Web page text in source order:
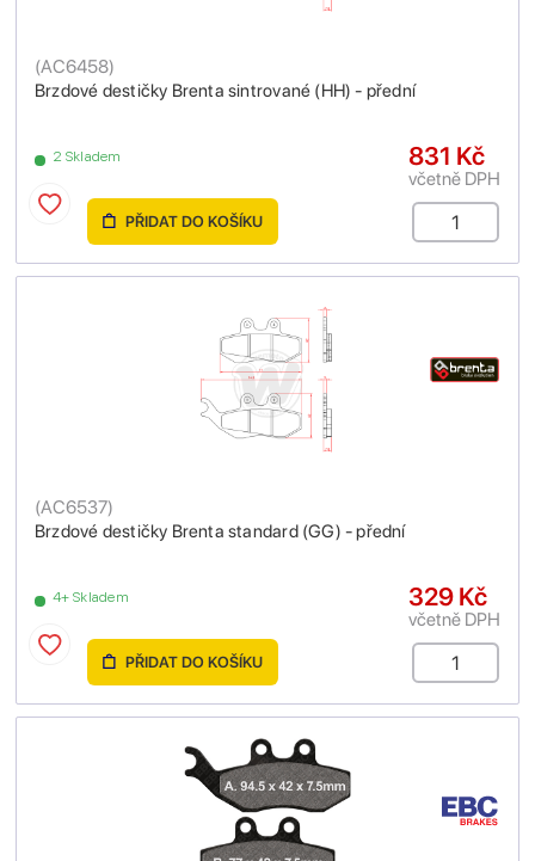
Brzdové destičky Brenta sintrované (HH) - přední
(AC6458)
2 Skladem 831 Kč
včetně DPH
PŘIDAT DO KOŠÍKU
Brzdové destičky Brenta standard (GG) - přední
(AC6537)
4+ Skladem 329 Kč
včetně DPH
PŘIDAT DO KOŠÍKU